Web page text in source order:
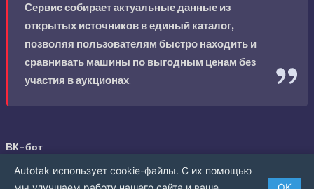
Сервис собирает актуальные данные из
открытых источников в единый каталог,
позволяя пользователям быстро находить и
сравнивать машины по выгодным ценам без
участия в аукционах.
ВК-бот
Autotak использует cookie-файлы. С их помощью